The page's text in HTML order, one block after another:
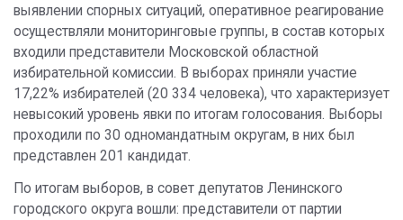
выявлении спорных ситуаций, оперативное реагирование
осуществляли мониторинговые группы, в состав которых
входили представители Московской областной
избирательной комиссии. В выборах приняли участие
17,22% избирателей (20 334 человека), что характеризует
невысокий уровень явки по итогам голосования. Выборы
проходили по 30 одномандатным округам, в них был
представлен 201 кандидат.
По итогам выборов, в совет депутатов Ленинского
городского округа вошли: представители от партии